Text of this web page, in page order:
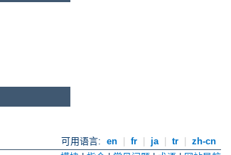
可用语言: en fr ja tr
zh-cn